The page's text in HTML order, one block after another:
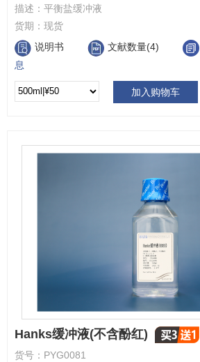
描述： 平衡盐缓冲液
货期： 现货
说明书
文献数量(4)
息
加入购物车
Hanks缓冲液(不含酚红)
货号： PYG0081